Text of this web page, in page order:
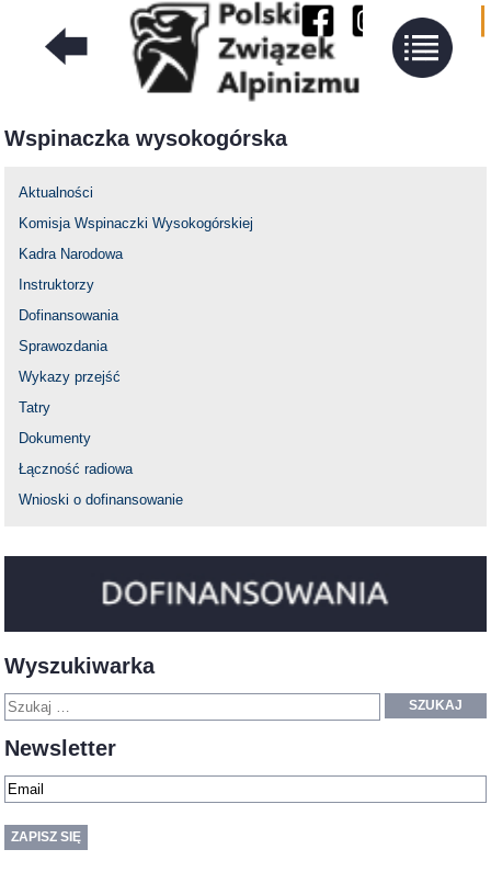
Wspinaczka wysokogórska
Aktualności
Komisja Wspinaczki Wysokogórskiej
Kadra Narodowa
Instruktorzy
Dofinansowania
Sprawozdania
Wykazy przejść
Tatry
Dokumenty
Łączność radiowa
Wnioski o dofinansowanie
Wyszukiwarka
SZUKAJ
Newsletter